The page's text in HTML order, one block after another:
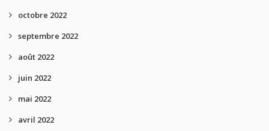
octobre 2022
septembre 2022
août 2022
juin 2022
mai 2022
avril 2022